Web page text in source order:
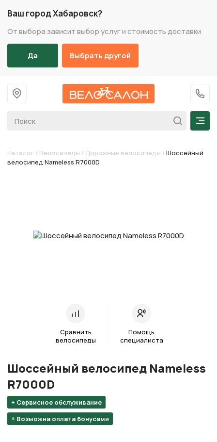
Ваш город Хабаровск?
От выбора зависит выбор услуг и стоимость доставки
Да Выбрать другой
На главную
+7
Каталог / Велосипеды / Дорожные велосипеды / Шоссейный
велосипед Nameless R7000D
Сравнить
велосипеды
Помощь
специалиста
+ Сервисное обслуживание
+ Возможна оплата бонусами
Шоссейный велосипед Nameless
R7000D